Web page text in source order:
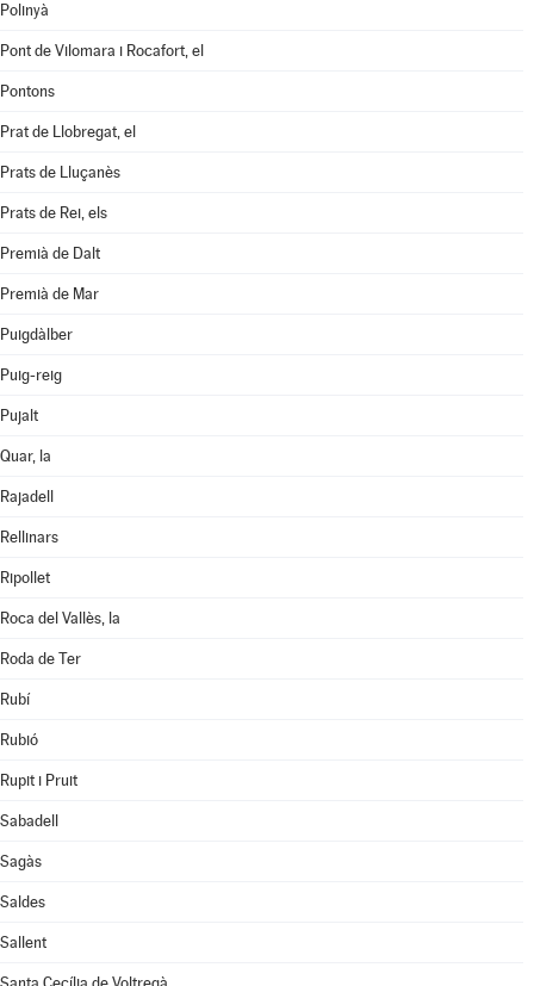
Polinyà
Pont de Vilomara i Rocafort, el
Pontons
Prat de Llobregat, el
Prats de Lluçanès
Prats de Rei, els
Premià de Dalt
Premià de Mar
Puigdàlber
Puig-reig
Pujalt
Quar, la
Rajadell
Rellinars
Ripollet
Roca del Vallès, la
Roda de Ter
Rubí
Rubió
Rupit i Pruit
Sabadell
Sagàs
Saldes
Sallent